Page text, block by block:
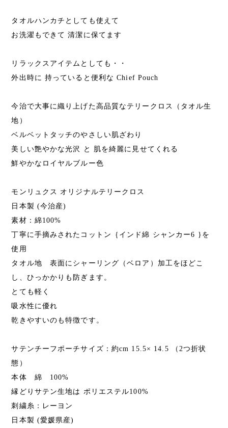
タオルハンカチとしても使えて
お洗濯もできて 清潔に保てます
リラックスアイテムとしても・・
外出時に 持っていると便利な Chief Pouch
今治で大事に織り上げた高品質なテリークロス（タオル生
地）
ベルベットタッチのやさしい肌ざわり
美しい艶やかな光沢 と 肌を綺麗に見せてくれる
鮮やかなロイヤルブルー色
モンリュクス オリジナルテリークロス
日本製 (今治産)
素材：綿100%
丁寧に手摘みされたコットン｛インド綿 シャンカー6 }を
使用
タオル地 表面にシャーリング（ベロア）加工をほどこ
し、ひっかかりも防ぎます。
とても軽く
吸水性に優れ
乾きやすいのも特徴です。
サテンチーフポーチサイズ：約cm 15.5× 14.5 （2つ折状
態）
本体 綿 100%
縁どりサテン生地は ポリエステル100%
刺繍糸：レーヨン
日本製 (愛媛県産)